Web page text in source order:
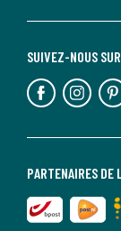
PARTENAIRES DE
SUIVEZ-NOUS